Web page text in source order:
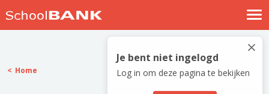
Nostalgische verhalen
Log in
Meld je gratis aan
×
Je bent niet ingelogd
Log in om deze pagina te bekijken
Home